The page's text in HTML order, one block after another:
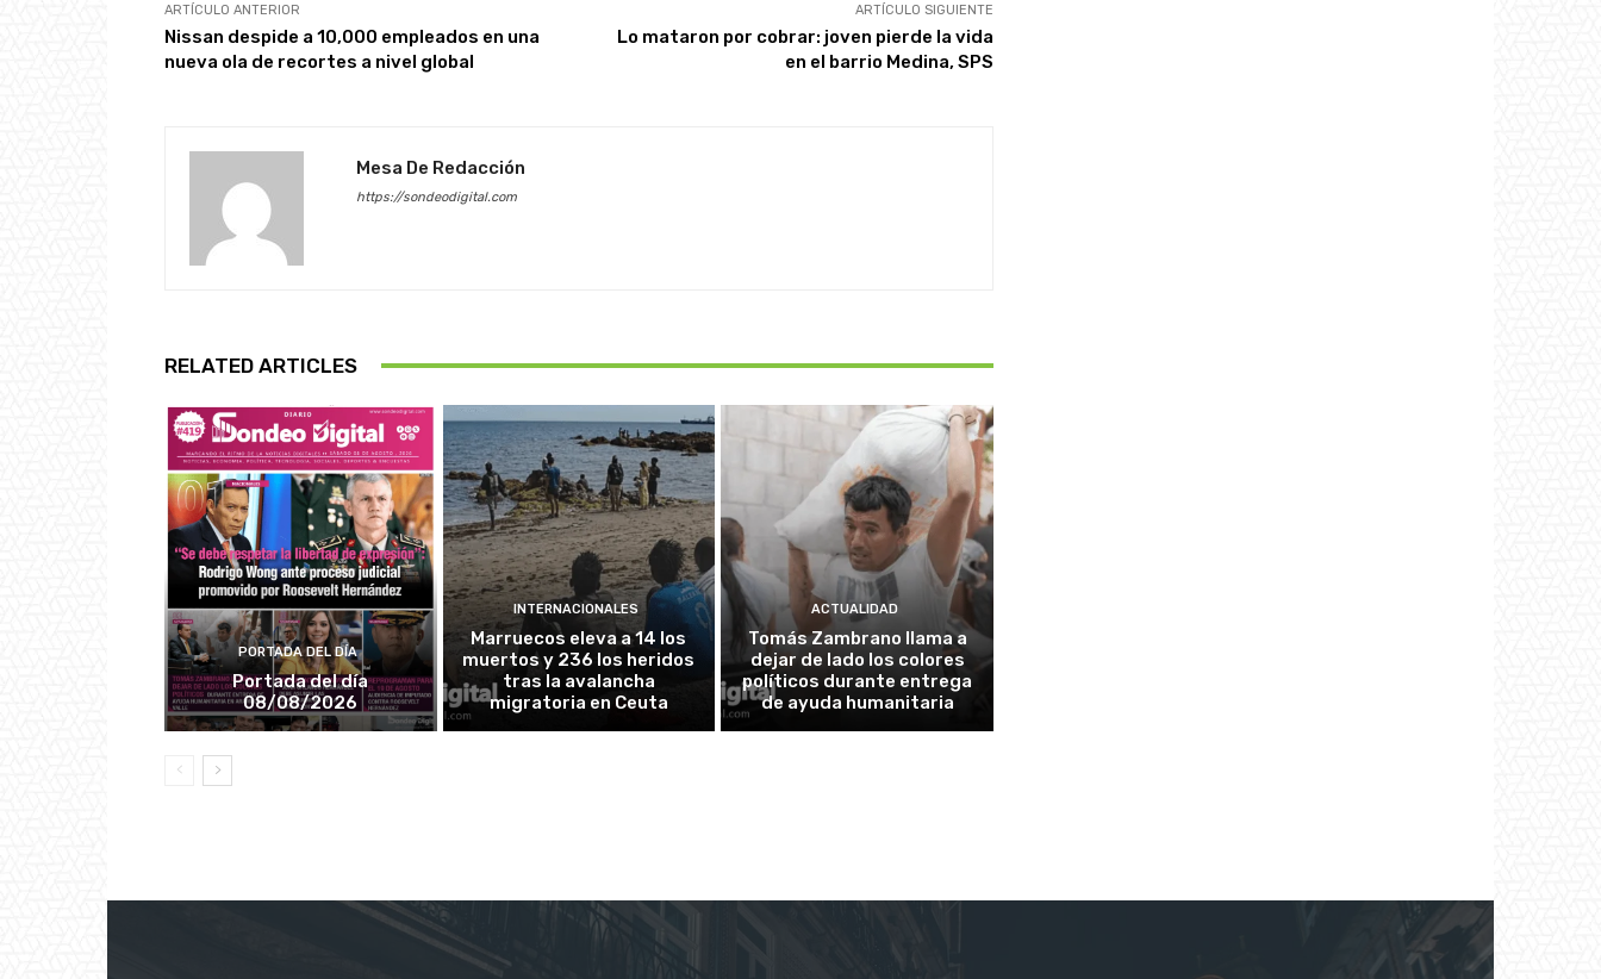
ARTÍCULO ANTERIOR
Nissan despide a 10,000 empleados en una
nueva ola de recortes a nivel global
ARTÍCULO SIGUIENTE
Lo mataron por cobrar: joven pierde la vida
en el barrio Medina, SPS
Mesa De Redacción
https://sondeodigital.com
RELATED ARTICLES
PORTADA DEL DÍA
Portada del día
08/08/2026
INTERNACIONALES
Marruecos eleva a 14 los
muertos y 236 los heridos
tras la avalancha
migratoria en Ceuta
ACTUALIDAD
Tomás Zambrano llama a
dejar de lado los colores
políticos durante entrega
de ayuda humanitaria